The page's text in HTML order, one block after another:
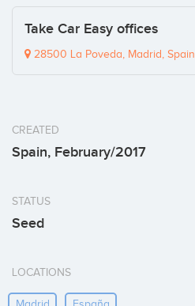
Take Car Easy offices
28500 La Poveda, Madrid, Spain
CREATED
Spain, February/2017
STATUS
Seed
LOCATIONS
Madrid España